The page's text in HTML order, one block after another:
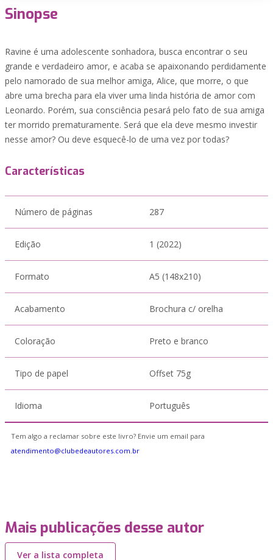
Sinopse
Ravine é uma adolescente sonhadora, busca encontrar o seu
grande e verdadeiro amor, e acaba se apaixonando perdidamente
pelo namorado de sua melhor amiga, Alice, que morre, o que
abre uma brecha para ela viver uma linda história de amor com
Leonardo. Porém, sua consciência pesará pelo fato de sua amiga
ter morrido prematuramente. Será que ela deve mesmo investir
nesse amor? Ou deve esquecê-lo de uma vez por todas?
Características
Número de páginas 287
Edição 1 (2022)
Formato A5 (148x210)
Acabamento Brochura c/ orelha
Coloração Preto e branco
Tipo de papel Offset 75g
Idioma Português
Tem algo a reclamar sobre este livro? Envie um email para
atendimento@clubedeautores.com.br
Mais publicações desse autor
Ver a lista completa